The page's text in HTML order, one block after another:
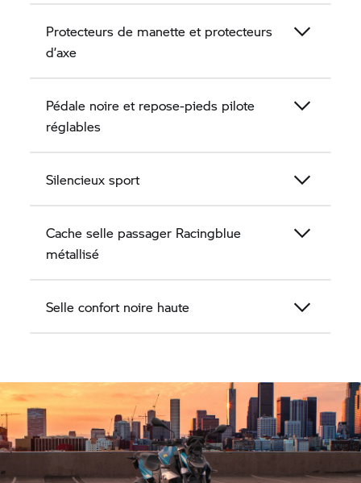
Protecteurs de manette et protecteurs
d’axe
Pédale noire et repose-pieds pilote
réglables
Silencieux sport
Cache selle passager Racingblue
métallisé
Selle confort noire haute